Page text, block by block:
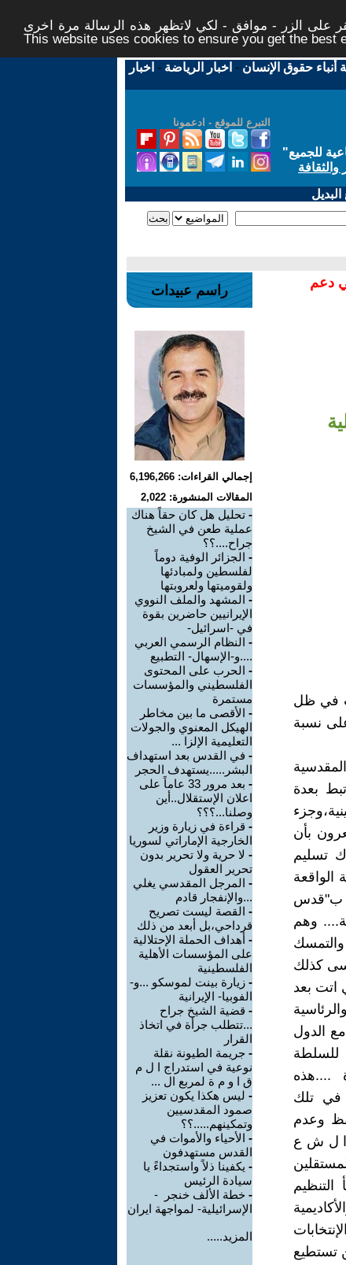
على الزر - موافق - لكي لاتظهر هذه الرسالة مرة اخرى -
This website uses cookies to ensure you get the best
أنباء حقوق الإنسان - اخبار الرياضة - اخبار
التبرع للموقع - ادعمونا
للجميع"
دعم
في ظل
نسبة
28.38 %،وهذا مرتبط بعدة
بأن
تسليم
الواقعة
ب"قدس
وهم
كذلك
اتت بعد
الدول
للسلطة
....هذه
في تلك
وعدم
ا ل ش ع
تستطيع
راسم عبيدات
إجمالي القراءات: 6,196,266
المقالات المنشورة: 2,022
- تحليل هل كان حقاً هناك
عملية طعن في الشيخ
جراح....؟؟
- الجزائر الوفية دوماً
لفلسطين ولمبادئها
ولقوميتها ولعروبتها
- المشهد والملف النووي
الإيرانيين حاضرين بقوة
في -اسرائيل-
- النظام الرسمي العربي
....و-الإسهال- التطبيع
- الحرب على المحتوى
الفلسطيني والمؤسسات
مستمرة
- الأقصى ما بين مخاطر
الهيكل المعنوي والجولات
التعليمية الإلزا ...
- في القدس بعد استهداف
البشر.....يستهدف الحجر
-
بعد مرور 33 عاماً على
اعلان الإستقلال..أين
وصلنا...؟؟؟
- قراءة في زيارة وزير
الخارجية الإماراتي لسوريا
- لا حرية ولا تحرير بدون
تحرير العقول
- المرجل المقدسي يغلي
...والإنفجار قادم
- القصة ليست تصريح
قرداحي،بل أبعد من ذلك
- أهداف الحملة الإحتلالية
على المؤسسات الأهلية
الفلسطينية
- زيارة بينت لموسكو ...و-
الفوبيا- الإيرانية
- قضية الشيخ جراح
...تتطلب جرأة في اتخاذ
القرار
- جريمة الطيونة نقلة
نوعية في استدراج ا ل م
ق ا و م ة لمربع ال ...
- ليس هكذا يكون تعزيز
صمود المقدسيين
وتمكينهم.....؟؟
- الأحياء والأموات في
القدس مستهدفون
- يكفينا ذلاً واستجداءً يا
سيادة الرئيس
- خطة الألف خنجر -
الإسرائيلية- لمواجهة ايران
المزيد.....